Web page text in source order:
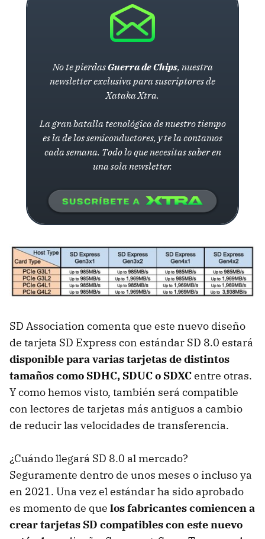
No te pierdasGuerra de Chips, nuestra
newsletter exclusiva para suscriptores de
Xataka Xtra.
La gran batalla tecnológica de nuestro tiempo
es la de los semiconductores, y te la contamos
cada semana. Todo lo que necesitas saber en
una sola newsletter.
SD Association comenta que este nuevo diseño
de tarjeta SD Express con estándar SD 8.0 estará
disponible para varias tarjetas de distintos
tamaños como SDHC, SDUC o SDXCentre otras.
Y como hemos visto, también será compatible
con lectores de tarjetas más antiguos a cambio
de reducir las velocidades de transferencia.
¿Cuándo llegará SD 8.0 al mercado?
Seguramente dentro de unos meses o incluso ya
en 2021. Una vez el estándar ha sido aprobado
es momento de que los fabricantes comiencen a
crear tarjetas SD compatibles con este nuevo